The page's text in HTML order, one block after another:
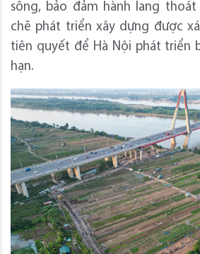
sông, bảo đảm hành lang
chẽ phát triển xây dựng được
tiên quyết để Hà Nội phát triển
hạn.